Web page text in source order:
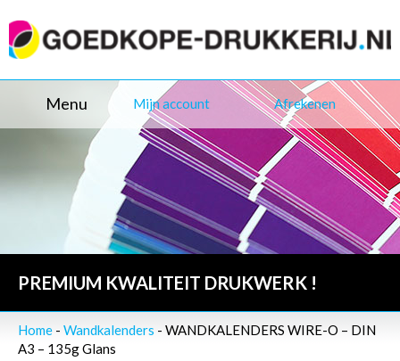
Menu Mijn account Afrekenen
PREMIUM KWALITEIT DRUKWERK !
Home - Wandkalenders - WANDKALENDERS WIRE-O – DIN
A3 – 135g Glans